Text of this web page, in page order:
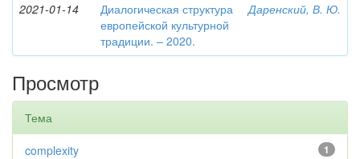
2021-01-14
Диалогическая структура
европейской культурной
традиции. – 2020.
Даренский, В. Ю.
Просмотр
Тема
1
complexity